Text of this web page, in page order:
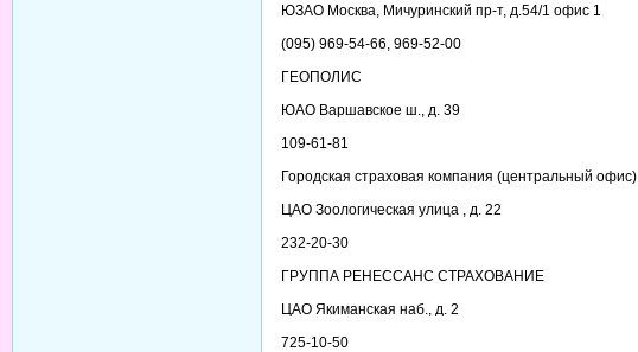
ЮЗАО Москва, Мичуринский пр-т, д.54/1 офис 1
(095) 969-54-66, 969-52-00
ГЕОПОЛИС
ЮАО Варшавское ш., д. 39
109-61-81
Городская страховая компания (центральный офис)
ЦАО Зоологическая улица , д. 22
232-20-30
ГРУППА РЕНЕССАНС СТРАХОВАНИЕ
ЦАО Якиманская наб., д. 2
725-10-50